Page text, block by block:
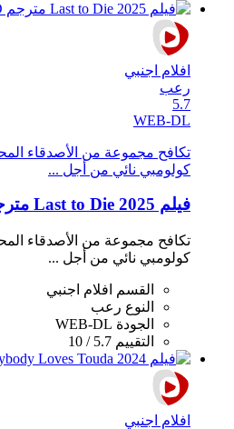
افلام اجنبي
رعب
5.7
WEB-DL
تكافح مجموعة من الأصدقاء
كولومبي نائي من أجل ...
فيلم Last to Die 2025 مترجم HD
تكافح مجموعة من الأصدقاء
كولومبي نائي من أجل ...
القسم
افلام اجنبي
النوع رعب
الجودة WEB-DL
التقييم 5.7 / 10
افلام اجنبي